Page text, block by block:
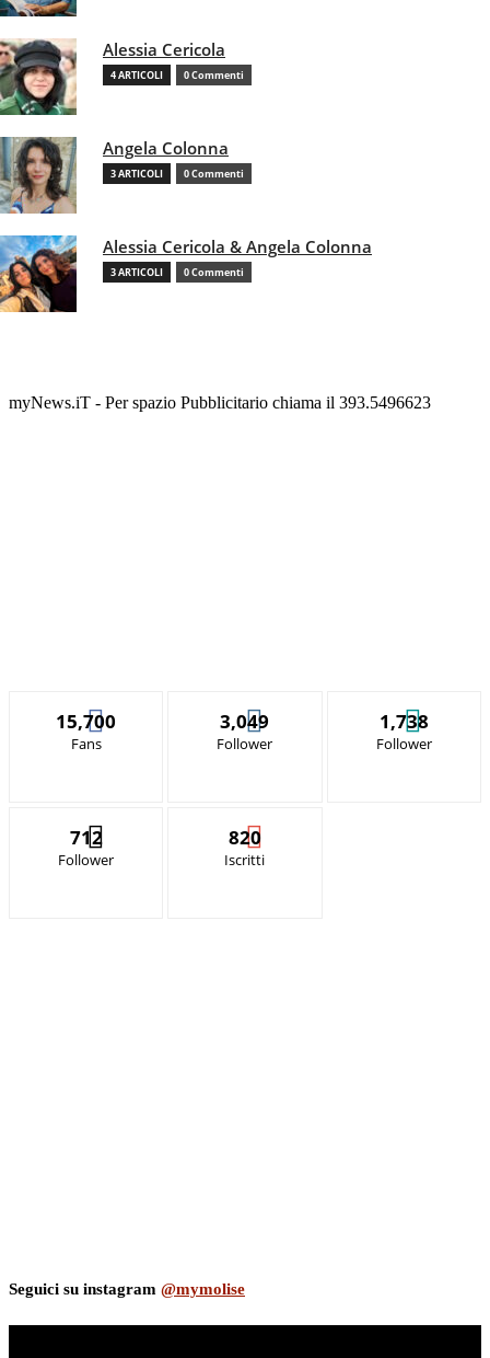
Alessia Cericola
4 ARTICOLI 0 Commenti
Angela Colonna
3 ARTICOLI 0 Commenti
Alessia Cericola & Angela Colonna
3 ARTICOLI 0 Commenti
myNews.iT - Per spazio Pubblicitario chiama il 393.5496623
15,700
Fans
3,049
Follower
1,738
Follower
712
Follower
820
Iscritti
Seguici su instagram @mymolise